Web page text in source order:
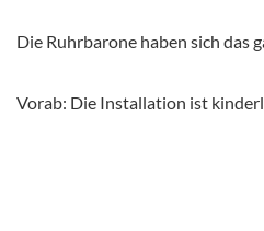
Die Ruhrbarone haben sich das
Vorab: Die Installation ist